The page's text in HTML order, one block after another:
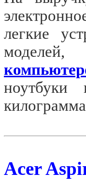
легкие
ноутбуки
Acer